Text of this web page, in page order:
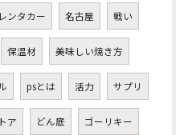
レンタカー 名古屋 戦い
保温材 美味しい焼き方
psとは 活力 サプリ
ア どん底 ゴーリキー